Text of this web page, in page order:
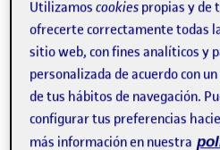
He escogido un ejemplo en el
experiencia inmersiva con una
aumentada. En este caso el
experimentar con la App e
propuestas y artistas
la presencial y sus emociones
hasta llegar a culminar su
Utilizamoscookies propias y de
ofrecerte correctamente todas
sitio web, con fines analíticos y
personalizada de acuerdo con
de tus hábitos de navegación.
configurar tus preferencias
más información en nuestra